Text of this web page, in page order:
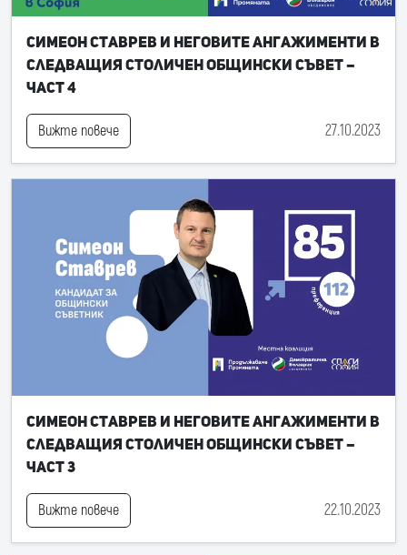
Симеон Ставрев и неговите ангажименти в
следващия Столичен общински съвет –
част 4
Вижте повече 27.10.2023
Симеон Ставрев и неговите ангажименти в
следващия Столичен общински съвет –
част 3
Вижте повече 22.10.2023